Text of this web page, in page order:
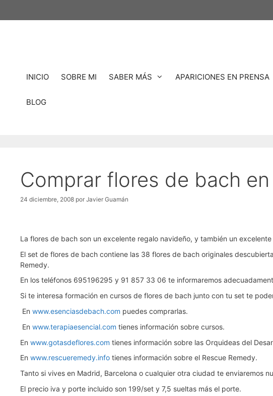
INICIO SOBRE MI SABER MÁS APARICIONES EN PRENSA
BLOG
Comprar flores de bach
24 diciembre, 2008 por Javier Guamán
La flores de bach son un excelente regalo navideño, y también un
El set de flores de bach contiene las 38 flores de bach originales
Remedy.
En los teléfonos 695196295 y 91 857 33 06 te informaremos
Si te interesa formación en cursos de flores de bach junto con tu set te
En www.esenciasdebach.com puedes comprarlas.
En www.terapiaesencial.com tienes información sobre cursos.
En www.gotasdeflores.com tienes información sobre las Orquideas del
En www.rescueremedy.info tienes información sobre el Rescue Remedy.
Tanto si vives en Madrid, Barcelona o cualquier otra ciudad te enviaremos
El precio iva y porte incluido son 199/set y 7,5 sueltas más el porte.